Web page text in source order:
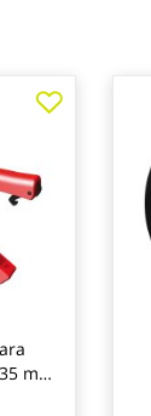
mm